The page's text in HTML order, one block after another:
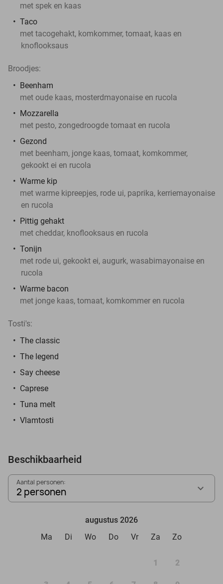
met spek en kaas
Taco
met tacogehakt, komkommer, tomaat, kaas en
knoflooksaus
Broodjes:
Beenham
met oude kaas, mosterdmayonaise en rucola
Mozzarella
met pesto, zongedroogde tomaat en rucola
Gezond
met beenham, jonge kaas, tomaat, komkommer,
gekookt ei en rucola
Warme kip
met warme kipreepjes, rode ui, paprika, kerriemayonaise
en rucola
Pittig gehakt
met cheddar, knoflooksaus en rucola
Tonijn
met rode ui, gekookt ei, augurk, wasabimayonaise en
rucola
Warme bacon
met jonge kaas, tomaat, komkommer en rucola
Tosti's:
The classic
The legend
Say cheese
Caprese
Tuna melt
Vlamtosti
Beschikbaarheid
Aantal personen:
2 personen
augustus 2026
Ma
Di Wo Do Vr Za Zo
1 2